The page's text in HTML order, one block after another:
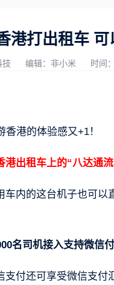
港打出租车
技 编辑：非小米 时间
港的体验感又+1！
港出租车上的“八达通
车内的这台机子也可
名司机接入支持微信
付还可享受微信支付